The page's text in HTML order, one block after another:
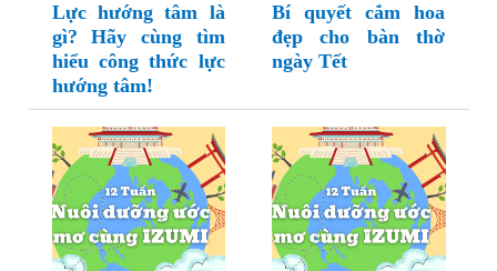
Lực hướng tâm là
gì? Hãy cùng tìm
hiểu công thức lực
hướng tâm!
Bí quyết cắm hoa
đẹp cho bàn thờ
ngày Tết